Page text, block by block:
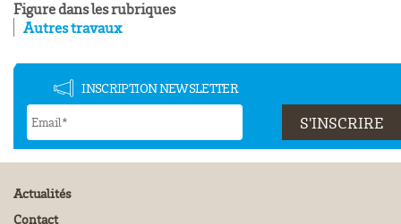
Figure dans les rubriques
Autres travaux
INSCRIPTION NEWSLETTER
Actualités
Contact